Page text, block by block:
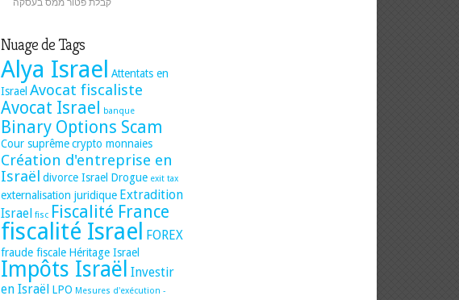
קבלת פטור ממס בעסקה
Nuage de Tags
Alya Israel
Attentats en
Israel Avocat fiscaliste
Avocat Israel banque
Binary Options Scam
Cour suprêmecrypto monnaies
Création d'entreprise en
Israël divorce Israel Drogue exit tax
externalisation juridique Extradition
Israel fisc Fiscalité France
fiscalité Israel FOREX
fraude fiscale Héritage Israel
Impôts Israël Investir
en Israël LPO Mesures d'exécution -